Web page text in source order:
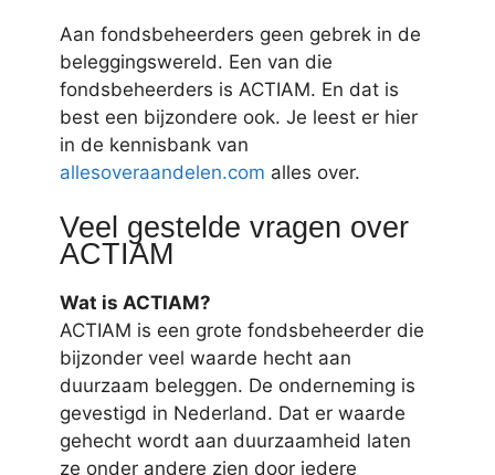
Aan fondsbeheerders geen gebrek in de
beleggingswereld. Een van die
fondsbeheerders is ACTIAM. En dat is
best een bijzondere ook. Je leest er hier
in de kennisbank van
allesoveraandelen.com alles over.
Veel gestelde vragen over
ACTIAM
Wat is ACTIAM?
ACTIAM is een grote fondsbeheerder die
bijzonder veel waarde hecht aan
duurzaam beleggen. De onderneming is
gevestigd in Nederland. Dat er waarde
gehecht wordt aan duurzaamheid laten
ze onder andere zien door iedere